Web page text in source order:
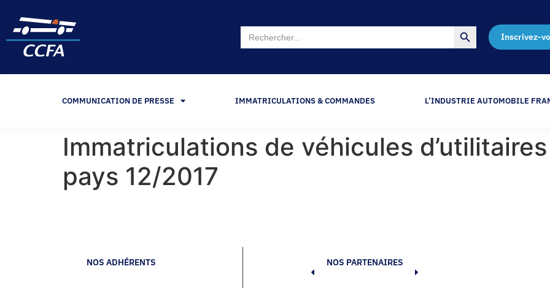
Search
for:
Search Button
Inscrivez-
COMMUNICATION DE PRESSE IMMATRICULATIONS & COMMANDES L’INDUSTRIE AUTOMOBILE
Immatriculations de véhicules
pays 12/2017
NOS ADHÉRENTS NOS PARTENAIRES